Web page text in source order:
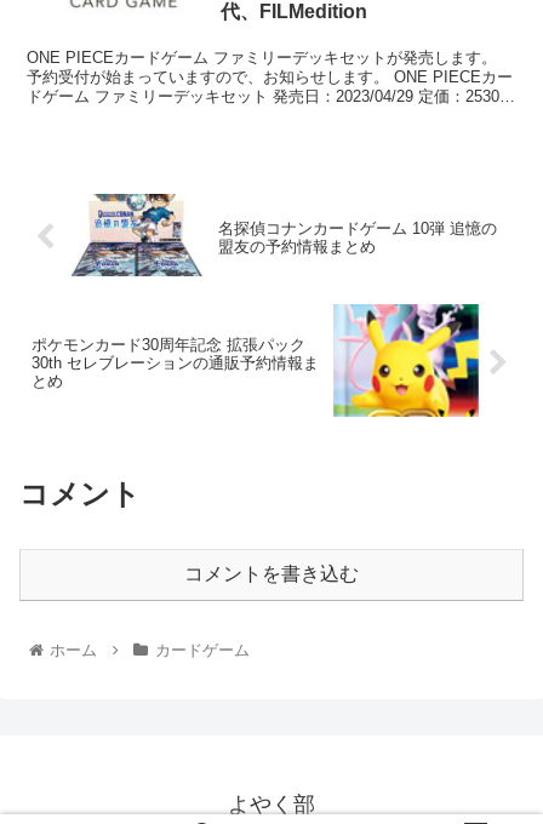
代、FILMedition
ONE PIECEカードゲーム ファミリーデッキセットが発売します。
予約受付が始まっていますので、お知らせします。 ONE PIECEカー
ドゲーム ファミリーデッキセット 発売日：2023/04/29 定価：2530円
名探偵コナンカードゲーム 10弾 追憶の
盟友の予約情報まとめ
ポケモンカード30周年記念 拡張パック
30th セレブレーションの通販予約情報ま
とめ
コメント
コメントを書き込む
ホーム カードゲーム
よやく部